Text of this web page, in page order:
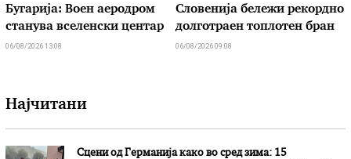
Бугарија: Воен аеродром
станува вселенски центар
06/08/2026 13:08
Словенија бележи рекордно
долготраен топлотен бран
06/08/2026 09:08
Најчитани
Сцени од Германија како во сред зима: 15